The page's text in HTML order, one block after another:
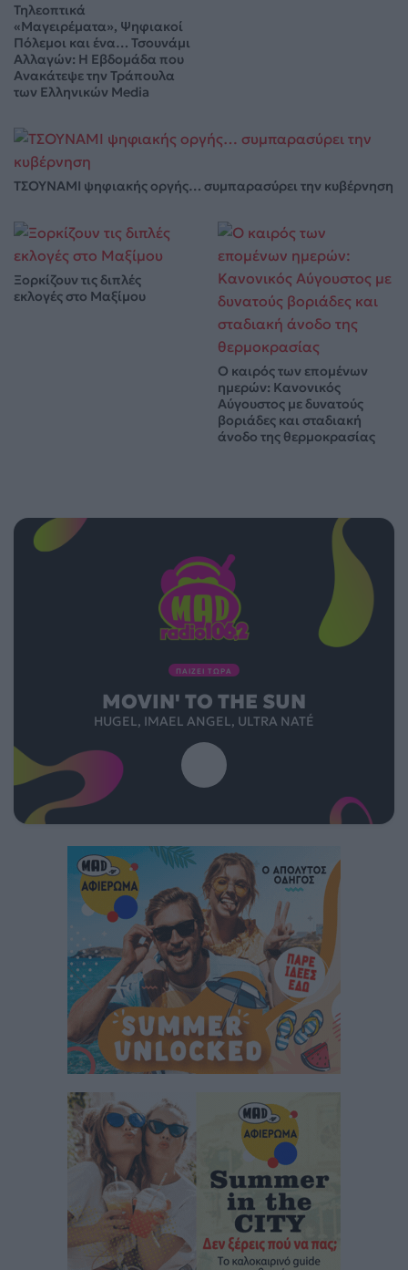
Τηλεοπτικά
«Μαγειρέματα», Ψηφιακοί
Πόλεμοι και ένα… Τσουνάμι
Αλλαγών: Η Εβδομάδα που
Ανακάτεψε την Τράπουλα
των Ελληνικών Media
ΤΣΟΥΝΑΜΙ ψηφιακής οργής… συμπαρασύρει την κυβέρνηση
Ξορκίζουν τις διπλές
εκλογές στο Μαξίμου
Ο καιρός των επομένων
ημερών: Κανονικός
Αύγουστος με δυνατούς
βοριάδες και σταδιακή
άνοδο της θερμοκρασίας
ΠΑΙΖΕΙ ΤΩΡΑ
MOVIN' TO THE SUN
HUGEL, IMAEL ANGEL, ULTRA NATÉ